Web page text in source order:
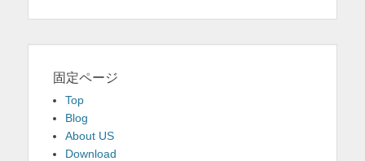
固定ページ
Top
Blog
About US
Download